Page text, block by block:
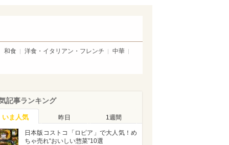
和食 洋食・イタリアン・フレンチ 中華
記事ランキング
いま人気 昨日 1週間
日本版コストコ「ロピア」で大人気！め
ちゃ売れ“おいしい惣菜”10選